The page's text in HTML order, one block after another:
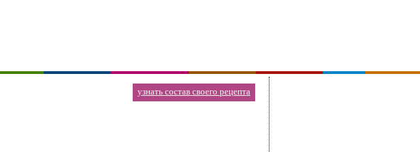
узнать состав своего рецепта